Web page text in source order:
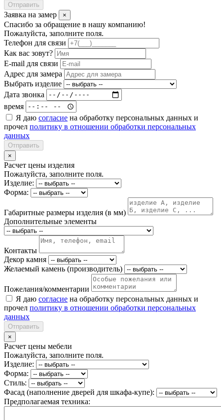
Отправить
Заявка на замер ×
Спасибо за обращение в нашу компанию!
Пожалуйста, заполните поля.
Телефон для связи
Как вас зовут?
E-mail для связи
Адрес для замера
Выбрать изделие
Дата звонка
время
Я даю согласие на обработку персональных данных и
прочел политику в отношении обработки персональных
данных
Отправить
×
Расчет цены изделия
Пожалуйста, заполните поля.
Изделие:
Форма:
Габаритные размеры изделия (в мм)
Дополнительные элементы
Контакты
Декор камня
Желаемый камень (производитель)
Пожелания/комментарии
Я даю согласие на обработку персональных данных и
прочел политику в отношении обработки персональных
данных
Отправить
×
Расчет цены мебели
Пожалуйста, заполните поля.
Изделие:
Форма:
Стиль:
Фасад (наполнение дверей для шкафа-купе):
Предполагаемая техника: